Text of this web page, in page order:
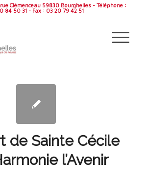
Clémenceau 59830 Bourghelles - Téléphone :
84 50 31 - Fax : 03 20 79 42 51
de Sainte Cécile
l’Avenir